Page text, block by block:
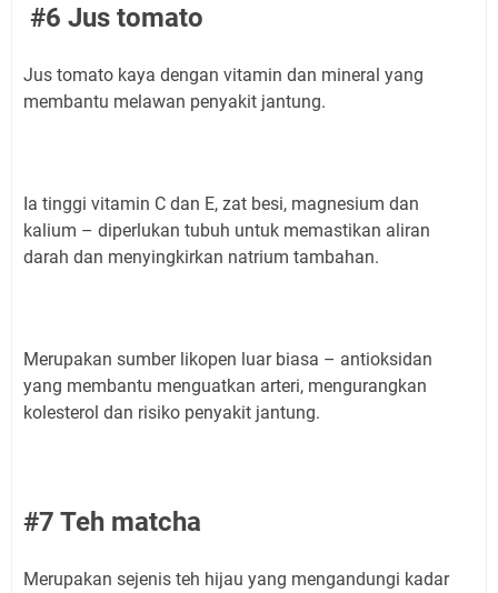
#6 Jus tomato
Jus tomato kaya dengan vitamin dan mineral yang
membantu melawan penyakit jantung.
Ia tinggi vitamin C dan E, zat besi, magnesium dan
kalium – diperlukan tubuh untuk memastikan aliran
darah dan menyingkirkan natrium tambahan.
Merupakan sumber likopen luar biasa – antioksidan
yang membantu menguatkan arteri, mengurangkan
kolesterol dan risiko penyakit jantung.
#7 Teh matcha
Merupakan sejenis teh hijau yang mengandungi kadar